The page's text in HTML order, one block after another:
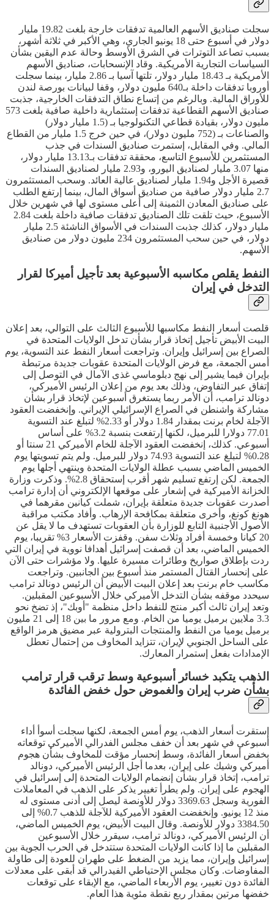
سجلت صناديق الأسهم العالمية تدفقات خارجة بلغت 19.82 مليار
دولار في أسبوع حتى 18 يونيو الجاري، وهي الأكبر في ثلاثة أشهر،
بسبب تصاعد التوترات في الشرق الأوسط وحالة عدم اليقين بشأن
السياسات التجارية الأمريكية. وقاد الإنسحابات، صناديق الأسهم
الأمريكية بـ 18.43 مليار دولار، تلتها آسيا بـ 2.86 مليار، بينما سجلت
أوروبا تدفقات داخلة بـ640 مليون دولار، وقفا لبيانات بورصة لندن
للأوراق المالية. وبالرغم من إتساع نطاق التدفقات الخارجية، جذبت
صناديق الأسهم القطاعية تدفقات إستثمارية داخلية صافية بلغت 573
مليون دولار، بقيادة قطاعي التكنولوجيا بـ (1.5 مليار دولار)
والصناعات بـ (752 مليون دولار)، في حين خرج 1.5 مليار من القطاع
المالي. وفي المقابل، إستمرت صناديق السندات في جذب
المستثمرين للأسبوع التاسع، محققة تدفقات بـ13.13 مليار دولار،
منها 3.07 مليار لصناديق اليورو، و2.93 مليار لصناديق السندات
قصيرة الأجل و1.94 مليار لصناديق عالية العائد. وسحب المستثمرون
2.7 مليار دولار صافية من صناديق أسواق المال، بينما إرتفع الطلب
على صناديق المعادن الثمينة إلى أعلى مستوى لها في شهرين خلال
الأسبوع، حيث تلقت تلك الصناديق تدفقات صافية داخلة بلغت 2.84
مليار دولار، كذلك جذبت السندات في الأسواق الناشئة 2.5 مليار
دولار، في حين سحب المستثمرون 234 مليون دولار من صناديق
الأسهم.
النفط يقلص مكاسبه الأسبوعية بعد تأجيل أميركا لقرار
التدخل في إيران
قلصت أسعار النفط مكاسبها للأسبوع الثالث على التوالي، بعد إعلان
البيت الأبيض تأجيل إتخاذ قرار بشأن تدخل الولايات المتحدة في
الصراع بين إسرائيل وإيران. وتراجعت أسعار النفط عند التسوية، يوم
أمس الجمعة، مع فرض الولايات المتحدة عقوبات جديدة مرتبطة
بإيران فيما يشير إلى نهج دبلوماسي غذى الآمال في التوصل إلى
إتفاق عبر التفاوض، وذلك بعد يوم من إعلان الرئيس الأميركي،
دونالد ترامب، أن الأمر ربما يستغرق أسبوعين لإتخاذ قرار بشأن
مشاركة واشنطن في الصراع الإسرائيلي الإيراني. وإنخفضت العقود
الآجلة لخام برنت بمقدار 1.84 دولار أو 2.33% لتبلغ عند التسوية
77.01 دولارا للبرميل، لكنها إرتفعت بنسبة 3.2% على أساس
أسبوعي. كذلك، إنخفضت العقود الآجلة للخام الأميركي 21 سنتا أو
0.28% لتبلغ عند التسوية 74.93 دولار للبرميل. ولم يتم تسويتها يوم
الخميس الماضي بسبب عطلة الولايات المتحدة وينتهي أجلها يوم
الجمعة. لكن إرتفع تسليم شهر أقرب إستحقاق 2.8%. وذكرت وزارة
الخزانة الأميركية في إشعار على موقعها الإلكتروني أن إدارة ترامب
أصدرت عقوبات جديدة متعلقة بإيران، شملت كيانين مقرهما في
هونغ كونغ، وأخرى متعلقة بمكافحة الإرهاب. وأفاد مكتب مراقبة
الأصول الأجنبية التابع للوزارة بأن العقوبات تستهدف ما لا يقل عن
20 كيانا وخمسة أفراد وثلاث سفن. وقفزت الأسعار 3% تقريبا، يوم
الخميس الماضي، بعد أن قصفت إسرائيل أهدافا نووية في إيران التي
ردت بإطلاق صواريخ وطائرات مسيرة عليها. ولا مؤشرات حتى الآن
على إنحسار القتال المستمر منذ أسبوع بين الجانبين. وتراجعت
مكاسب خام برنت بعد إعلان البيت الأبيض أن الرئيس دونالد ترامب
سيحدد موقفه بشأن التدخل الأميركي خلال الأسبوعين المقبلين.
وتعد إيران ثالث أكبر منتج للنفط داخل منظمة "أوبك"، إذ تضخ نحو
3.3 ملايين برميل يوميا من الخام. ومع مرور ما بين 18 إلى 21 مليون
برميل يوميا من النفط والمنتجات البترولية عبر مضيق هرمز الواقع
على الساحل الجنوبي لإيران، تتزايد المخاوف من إحتمال تعطل
الإمدادات بفعل إستمرار المعارك.
الذهب يتكبد خسائر أسبوعية وسط ترقب قرار ترامب
بشأن ضرب إيران والغموض حول خفض الفائدة
إستقرت أسعار الذهب، يوم أمس الجمعة، لكنها سجلت أسوأ أداء
أسبوعي في شهر بعد أن خفف مجلس الفدرالي الأميركي توقعاته
بخفض أسعار الفائدة، وسط إنحسار مؤقت للمخاوف بشأن هجوم
أميركي وشيك على إيران، بعدما أجل الرئيس الأميركي، دونالد
ترامب، إتخاذ قرار بشأن إنضمام الولايات المتحدة إلى إسرائيل في
الهجوم على إيران. ولم يطرأ تغيير يذكر على الذهب في المعاملات
الفورية وسجل 3369.63 دولار للأونصة ليصل إلى أدنى مستوى له
منذ 12 يونيو. وإنخفضت العقود الأميركية للآجلة للذهب 0.7% إلى
3384.50 دولار للأونصة. وقال البيت الأبيض، يوم الخميس الماضي،
أن الرئيس الأميركي، دونالد ترامب، سيقرر خلال الأسبوعين
المقبلين ما إذا كانت الولايات المتحدة ستتدخل في الحرب الجوية بين
إسرائيل وإيران، مما يزيد من الضغط على طهران للعودة إلى طاولة
المفاوضات. وكان مجلس الإحتياطي الفيدرالي قد أبقى على معدلات
الفائدة دون تغيير، يوم الأربعاء الماضي، مع الإبقاء على توقعات
خفضها مرتين بمقدار ربع نقطة مئوية هذا العام.